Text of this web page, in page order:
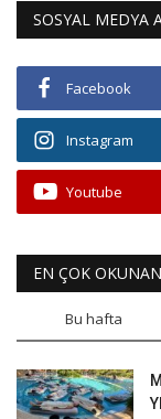
SOSYAL MEDYA
Facebook
Instagram
Youtube
EN ÇOK
Bu hafta